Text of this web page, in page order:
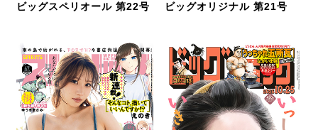
ビッグスペリオール 第22号 ビッグオリジナル 第21号